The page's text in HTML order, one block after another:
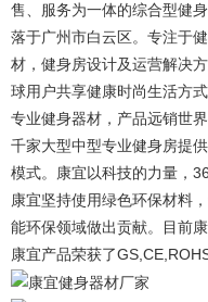
售、服务为一体的综合型健
落于广州市白云区。专注于
材，健身房设计及运营解决
球用户共享健康时尚生活方
专业健身器材，产品远销世
千家大型中型专业健身房提
模式。康宜以科技的力量，
康宜坚持使用绿色环保材料
能环保领域做出贡献。目前
康宜产品荣获了